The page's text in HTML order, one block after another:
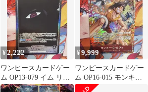
¥2,222
ワンピースカードゲー
ム OP13-079 イム リー
ダーパラレル
¥9,999
ワンピースカードゲー
ム OP16-015 モンキ
ー・D・ルフィ パラレ